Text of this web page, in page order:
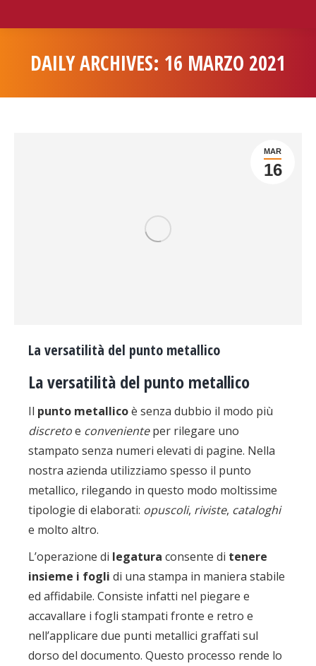
DAILY ARCHIVES: 16 MARZO 2021
MAR
16
La versatilità del punto metallico
La versatilità del punto metallico
Il punto metallicoè senza dubbio il modo più
discretoe convenienteper rilegare uno
stampato senza numeri elevati di pagine. Nella
nostra azienda utilizziamo spesso il punto
metallico, rilegando in questo modo moltissime
tipologie di elaborati: opuscoli, riviste, cataloghi
e molto altro.
L’operazione di legatura consente di tenere
insieme i fogli di una stampa in maniera stabile
ed affidabile. Consiste infatti nel piegare e
accavallare i fogli stampati fronte e retro e
nell’applicare due punti metallici graffati sul
dorso del documento. Questo processo rende lo